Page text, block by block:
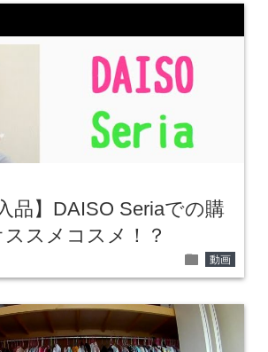
品】DAISO Seriaでの購
ススメコスメ！？
folder 動画